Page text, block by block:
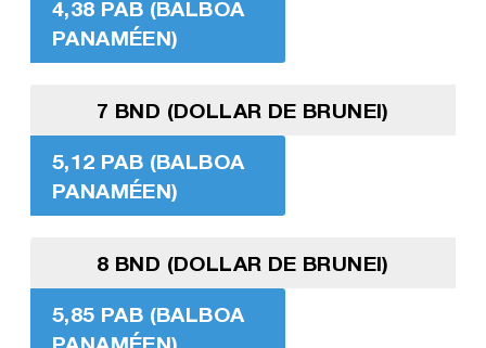
4,38 PAB (BALBOA
PANAMÉEN)
7 BND (DOLLAR DE BRUNEI)
5,12 PAB (BALBOA
PANAMÉEN)
8 BND (DOLLAR DE BRUNEI)
5,85 PAB (BALBOA
PANAMÉEN)